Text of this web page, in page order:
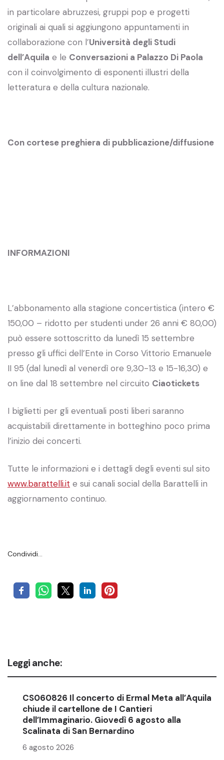
in particolare abruzzesi, gruppi pop e progetti
originali ai quali si aggiungono appuntamenti in
collaborazione con l’Università degli Studi
dell’Aquila e le Conversazioni a Palazzo Di Paola
con il coinvolgimento di esponenti illustri della
letteratura e della cultura nazionale.
Con cortese preghiera di pubblicazione/diffusione
INFORMAZIONI
L’abbonamento alla stagione concertistica (intero €
150,00 – ridotto per studenti under 26 anni € 80,00)
può essere sottoscritto da lunedì 15 settembre
presso gli uffici dell’Ente in Corso Vittorio Emanuele
II 95 (dal lunedì al venerdì ore 9,30-13 e 15-16,30) e
on line dal 18 settembre nel circuito Ciaotickets
I biglietti per gli eventuali posti liberi saranno
acquistabili direttamente in botteghino poco prima
l’inizio dei concerti.
Tutte le informazioni e i dettagli degli eventi sul sito
www.barattelli.it e sui canali social della Barattelli in
aggiornamento continuo.
Condividi…
Leggi anche:
CS060826 Il concerto di Ermal Meta all’Aquila
chiude il cartellone de I Cantieri
dell’Immaginario. Giovedì 6 agosto alla
Scalinata di San Bernardino
6 agosto 2026